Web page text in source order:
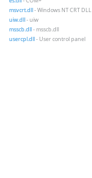
msvcrt.dll- Windows NT CRT DLL
uiw.dll- uiw
msscb.dll- msscb.dll
usercpl.dll- User control panel